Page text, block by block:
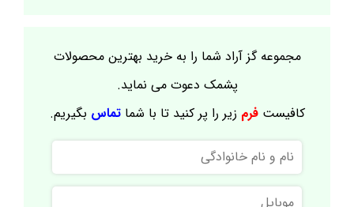
مجموعه گز آراد شما را به خرید بهترین محصولات
پشمک دعوت می نماید.
کافیستفرم زیر را پر کنید تا با شماتماس بگیریم.
نام
و
نام
خانوادگی
موبایل